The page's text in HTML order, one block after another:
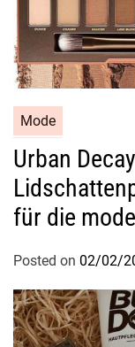
Mode
Urban
für die
Posted on 02/02/